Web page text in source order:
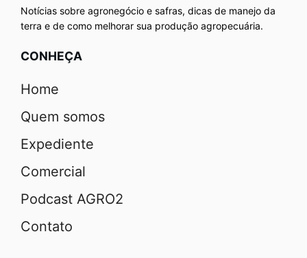
Notícias sobre agronegócio e safras, dicas de manejo da
terra e de como melhorar sua produção agropecuária.
CONHEÇA
Home
Quem somos
Expediente
Comercial
Podcast AGRO2
Contato